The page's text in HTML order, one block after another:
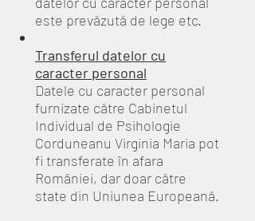
este prevăzută de lege etc.
Transferul datelor cu
caracter personal
Datele cu caracter personal
furnizate către Cabinetul
Individual de Psihologie
Corduneanu Virginia Maria pot
fi transferate în afara
României, dar doar către
state din Uniunea Europeană.